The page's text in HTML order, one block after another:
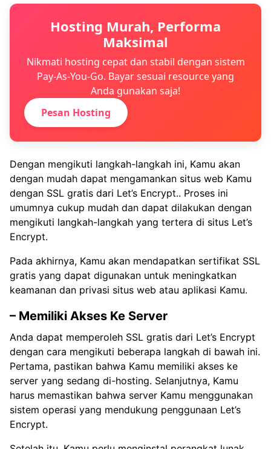
Hosting Murah, Performa
Maksimal
Nikmati hosting cepat dan stabil dengan sistem
Pay-As-You-Go. Bayar sesuai resource yang
Anda gunakan saja!
Pesan Hosting
Dengan mengikuti langkah-langkah ini, Kamu akan
dengan mudah dapat mengamankan situs web Kamu
dengan SSL gratis dari Let’s Encrypt.. Proses ini
umumnya cukup mudah dan dapat dilakukan dengan
mengikuti langkah-langkah yang tertera di situs Let’s
Encrypt.
Pada akhirnya, Kamu akan mendapatkan sertifikat SSL
gratis yang dapat digunakan untuk meningkatkan
keamanan dan privasi situs web atau aplikasi Kamu.
– Memiliki Akses Ke Server
Anda dapat memperoleh SSL gratis dari Let’s Encrypt
dengan cara mengikuti beberapa langkah di bawah ini.
Pertama, pastikan bahwa Kamu memiliki akses ke
server yang sedang di-hosting. Selanjutnya, Kamu
harus memastikan bahwa server Kamu menggunakan
sistem operasi yang mendukung penggunaan Let’s
Encrypt.